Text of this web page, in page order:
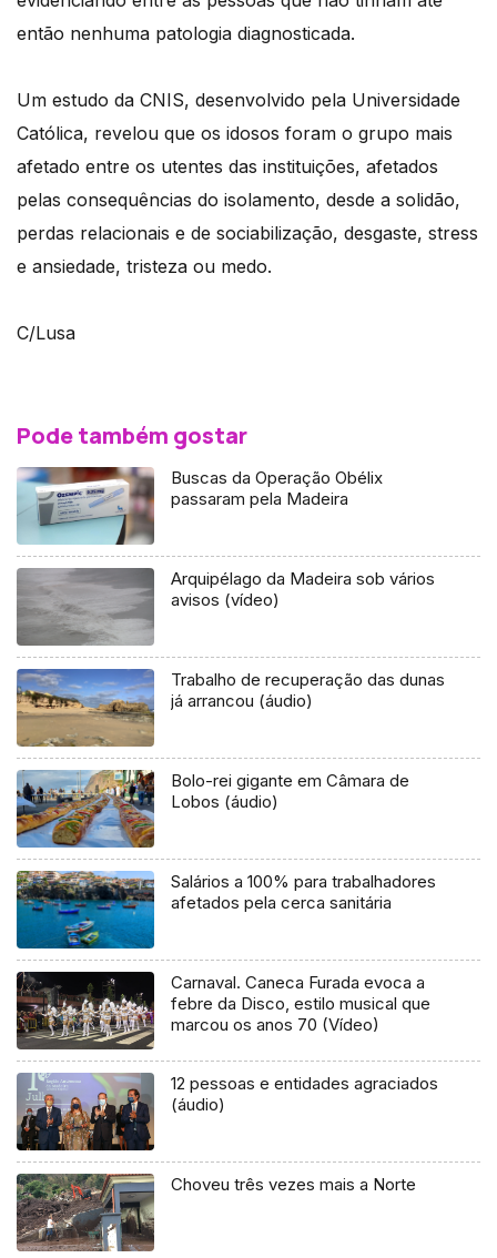
então nenhuma patologia diagnosticada.
Um estudo da CNIS, desenvolvido pela Universidade
Católica, revelou que os idosos foram o grupo mais
afetado entre os utentes das instituições, afetados
pelas consequências do isolamento, desde a solidão,
perdas relacionais e de sociabilização, desgaste, stress
e ansiedade, tristeza ou medo.
C/Lusa
Pode também gostar
Buscas da Operação Obélix
passaram pela Madeira
Arquipélago da Madeira sob vários
avisos (vídeo)
Trabalho de recuperação das dunas
já arrancou (áudio)
Bolo-rei gigante em Câmara de
Lobos (áudio)
Salários a 100% para trabalhadores
afetados pela cerca sanitária
Carnaval. Caneca Furada evoca a
febre da Disco, estilo musical que
marcou os anos 70 (Vídeo)
12 pessoas e entidades agraciados
(áudio)
Choveu três vezes mais a Norte